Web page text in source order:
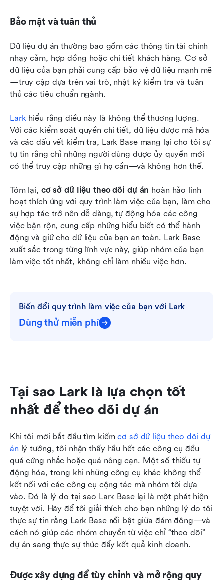
Bảo mật và tuân thủ
Dữ liệu dự án thường bao gồm các thông tin tài chính
nhạy cảm, hợp đồng hoặc chi tiết khách hàng. Cơ sở
dữ liệu của bạn phải cung cấp bảo vệ dữ liệu mạnh mẽ
—truy cập dựa trên vai trò, nhật ký kiểm tra và tuân
thủ các tiêu chuẩn ngành.
Lark hiểu rằng điều này là không thể thương lượng.
Với các kiểm soát quyền chi tiết, dữ liệu được mã hóa
và các dấu vết kiểm tra, Lark Base mang lại cho tôi sự
tự tin rằng chỉ những người dùng được ủy quyền mới
có thể truy cập những gì họ cần—và không hơn thế.
Tóm lại, cơ sở dữ liệu theo dõi dự án hoàn hảo linh
hoạt thích ứng với quy trình làm việc của bạn, làm cho
sự hợp tác trở nên dễ dàng, tự động hóa các công
việc bận rộn, cung cấp những hiểu biết có thể hành
động và giữ cho dữ liệu của bạn an toàn. Lark Base
xuất sắc trong từng lĩnh vực này, giúp nhóm của bạn
làm việc tốt nhất, không chỉ làm nhiều việc hơn.
Biến đổi quy trình làm việc của bạn với Lark
Dùng thử miễn phí
Tại sao Lark là lựa chọn tốt
nhất để theo dõi dự án
Khi tôi mới bắt đầu tìm kiếm cơ sở dữ liệu theo dõi dự
án lý tưởng, tôi nhận thấy hầu hết các công cụ đều
quá cứng nhắc hoặc quá nông cạn. Một số thiếu tự
động hóa, trong khi những công cụ khác không thể
kết nối với các công cụ cộng tác mà nhóm tôi dựa
vào. Đó là lý do tại sao Lark Base lại là một phát hiện
tuyệt vời. Hãy để tôi giải thích cho bạn những lý do tôi
thực sự tin rằng Lark Base nổi bật giữa đám đông—và
cách nó giúp các nhóm chuyển từ việc chỉ “theo dõi”
dự án sang thực sự thúc đẩy kết quả kinh doanh.
Được xây dựng để tùy chỉnh và mở rộng quy